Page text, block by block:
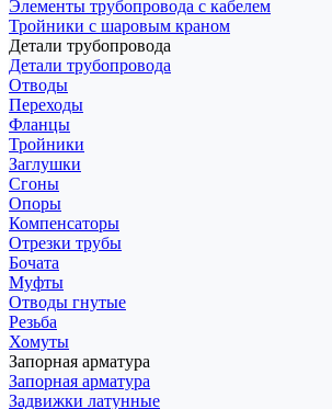
Элементы трубопровода с кабелем
Тройники с шаровым краном
Детали трубопровода
Детали трубопровода
Отводы
Переходы
Фланцы
Тройники
Заглушки
Сгоны
Опоры
Компенсаторы
Отрезки трубы
Бочата
Муфты
Отводы гнутые
Резьба
Хомуты
Запорная арматура
Запорная арматура
Задвижки латунные